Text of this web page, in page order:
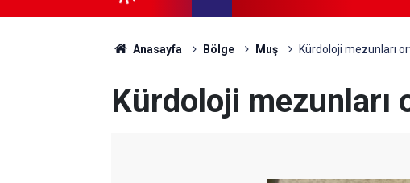
Anasayfa Bölge Muş Kürdoloji mezunları
Kürdoloji mezunları